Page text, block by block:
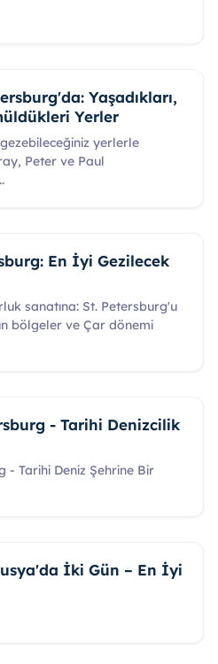
Yaşadıkları,
Yerler
gezebileceğiniz yerlerle
Peter ve Paul
En İyi Gezilecek
sanatına: St. Petersburg'u
bölgeler ve Çar dönemi
- Tarihi Denizcilik
- Tarihi Deniz Şehrine Bir
İki Gün – En İyi